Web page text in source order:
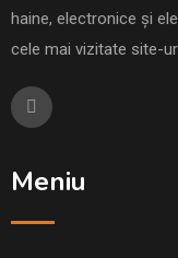
haine, electronice și
cele mai vizitate site-
Meniu